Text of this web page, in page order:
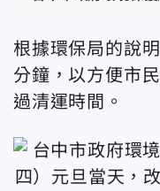
根據環保局的說
分鐘，以方便市
過清運時間。